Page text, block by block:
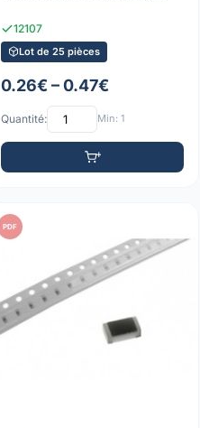
12107
Lot de 25 pièces
0.26€ – 0.47€
Quantité: Min: 1
PDF